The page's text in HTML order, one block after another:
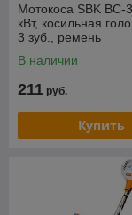
Мотокоса SBK BC-
кВт, косильная
3 зуб., ремень
В наличии
211 руб.
Купить